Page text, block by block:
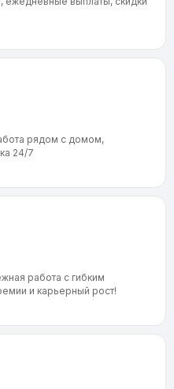
рядом с домом,
24/7
работа с гибким
и карьерный рост!